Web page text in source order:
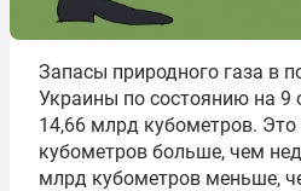
Запасы природного газа в
Украины по состоянию на 9
14,66 млрд кубометров.
кубометров больше, чем
млрд кубометров меньше,